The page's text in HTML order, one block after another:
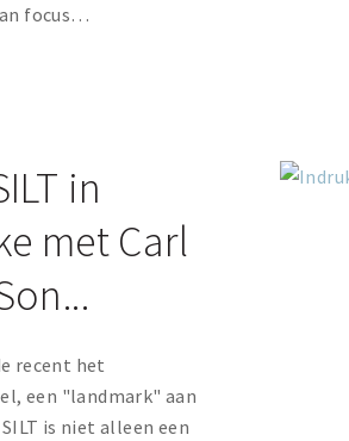
focus…
in
met Carl
recent het
een "landmark" aan
is niet alleen een